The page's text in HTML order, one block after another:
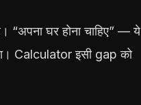
“अपना घर होना चाहिए” — ये
Calculator इसी gap को